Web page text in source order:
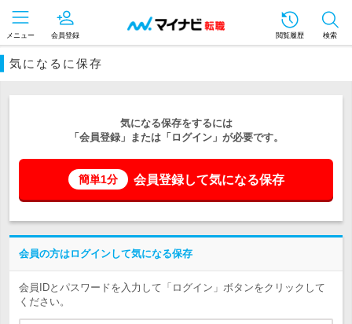
メニュー 会員登録 閲覧履歴 検索
気になるに保存
気になる保存をするには
「会員登録」または「ログイン」が必要です。
簡単1分 会員登録して気になる保存
会員の方はログインして気になる保存
会員IDとパスワードを入力して「ログイン」ボタンをクリックして
ください。